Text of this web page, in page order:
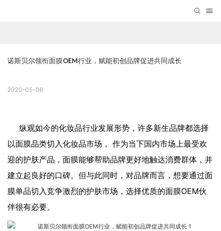
诺斯贝尔领衔面膜OEM行业，赋能初创品牌促进共同成长
2020-05-06
纵观如今的化妆品行业发展形势，许多新生品牌都选择
以面膜品类切入化妆品市场， 作为当下国内市场上最受欢
迎的护肤产品，面膜能够帮助品牌更好地触达消费群体，并
建立起良好的口碑。但与此同时，对品牌而言，想要通过面
膜单品切入竞争激烈的护肤市场，选择优质的面膜OEM伙
伴很有必要。